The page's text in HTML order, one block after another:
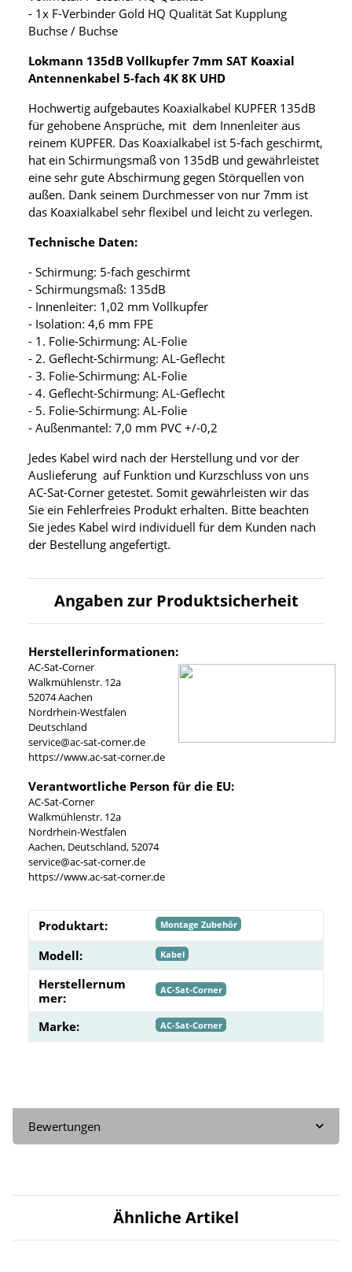
- 1x F-Verbinder Gold HQ Qualität Sat Kupplung
Buchse / Buchse
Lokmann 135dB Vollkupfer 7mm SAT Koaxial
Antennenkabel 5-fach 4K 8K UHD
Hochwertig aufgebautes Koaxialkabel KUPFER 135dB
für gehobene Ansprüche, mit dem Innenleiter aus
reinem KUPFER. Das Koaxialkabel ist 5-fach geschirmt,
hat ein Schirmungsmaß von 135dB und gewährleistet
eine sehr gute Abschirmung gegen Störquellen von
außen. Dank seinem Durchmesser von nur 7mm ist
das Koaxialkabel sehr flexibel und leicht zu verlegen.
Technische Daten:
- Schirmung: 5-fach geschirmt
- Schirmungsmaß: 135dB
- Innenleiter: 1,02 mm Vollkupfer
- Isolation: 4,6 mm FPE
- 1. Folie-Schirmung: AL-Folie
- 2. Geflecht-Schirmung: AL-Geflecht
- 3. Folie-Schirmung: AL-Folie
- 4. Geflecht-Schirmung: AL-Geflecht
- 5. Folie-Schirmung: AL-Folie
- Außenmantel: 7,0 mm PVC +/-0,2
Jedes Kabel wird nach der Herstellung und vor der
Auslieferung auf Funktion und Kurzschluss von uns
AC-Sat-Corner getestet. Somit gewährleisten wir das
Sie ein Fehlerfreies Produkt erhalten. Bitte beachten
Sie jedes Kabel wird individuell für dem Kunden nach
der Bestellung angefertigt.
Angaben zur Produktsicherheit
Herstellerinformationen:
AC-Sat-Corner
Walkmühlenstr. 12a
52074 Aachen
Nordrhein-Westfalen
Deutschland
service@ac-sat-corner.de
https://www.ac-sat-corner.de
Verantwortliche Person für die EU:
AC-Sat-Corner
Walkmühlenstr. 12a
Nordrhein-Westfalen
Aachen, Deutschland, 52074
service@ac-sat-corner.de
https://www.ac-sat-corner.de
Produktart: Montage Zubehör
Modell: Kabel
Herstellernum
mer:
AC-Sat-Corner
Marke: AC-Sat-Corner
Bewertungen
Ähnliche Artikel